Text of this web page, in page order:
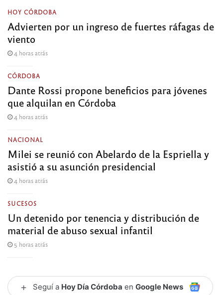
HOY CÓRDOBA
Advierten por un ingreso de fuertes ráfagas de
viento
4 horas atrás
CÓRDOBA
Dante Rossi propone beneficios para jóvenes
que alquilan en Córdoba
4 horas atrás
NACIONAL
Milei se reunió con Abelardo de la Espriella y
asistió a su asunción presidencial
4 horas atrás
SUCESOS
Un detenido por tenencia y distribución de
material de abuso sexual infantil
5 horas atrás
+ Seguí a Hoy Día Córdoba en Google News